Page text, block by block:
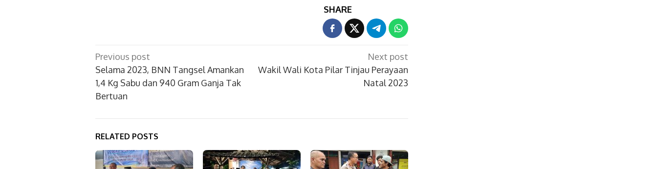
SHARE
Post
navigation
Previous post
Selama 2023, BNN Tangsel Amankan
1,4 Kg Sabu dan 940 Gram Ganja Tak
Bertuan
Next post
Wakil Wali Kota Pilar Tinjau Perayaan
Natal 2023
RELATED POSTS